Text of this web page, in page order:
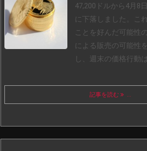
47,200ドルから4月8
に下落しました。こ
ことを好んだ可能性
による販売の可能性
し、週末の価格行動
記事を読む ...